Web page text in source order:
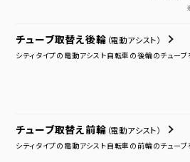
チューブ取替え後輪 （電動アシスト）
シティタイプの電動アシスト自転車の後輪のチュー
チューブ取替え前輪 （電動アシスト）
シティタイプの電動アシスト自転車の前輪のチュー